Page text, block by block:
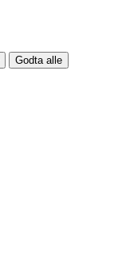
Godta alle